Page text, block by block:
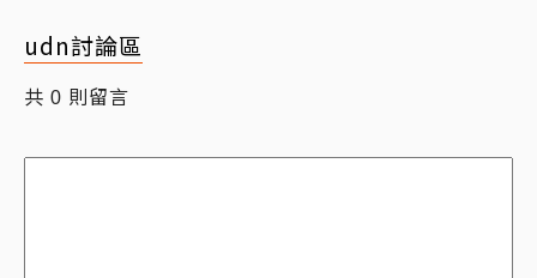
udn討論區
共 0 則留言